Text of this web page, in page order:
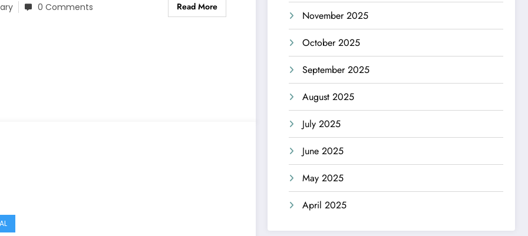
0 Comments Read More
November 2025
October 2025
September 2025
August 2025
July 2025
June 2025
May 2025
April 2025